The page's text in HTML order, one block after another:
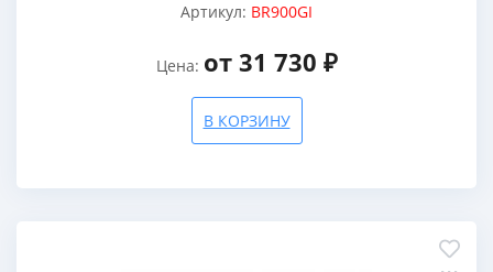
Артикул: BR900GI
Цена: от 31 730 ₽
В КОРЗИНУ